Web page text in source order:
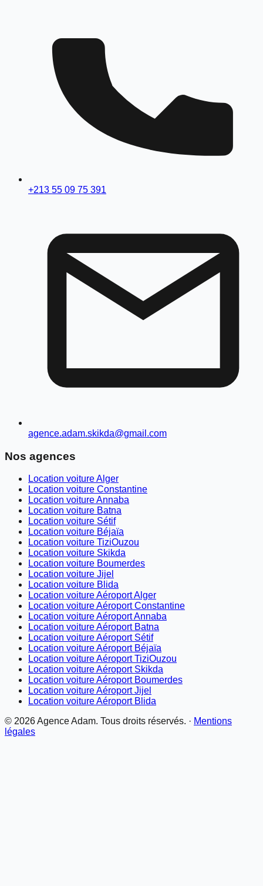
+213 55 09 75 391
agence.adam.skikda@gmail.com
Nos agences
Location voiture Alger
Location voiture Constantine
Location voiture Annaba
Location voiture Batna
Location voiture Sétif
Location voiture Béjaïa
Location voiture TiziOuzou
Location voiture Skikda
Location voiture Boumerdes
Location voiture Jijel
Location voiture Blida
Location voiture Aéroport Alger
Location voiture Aéroport Constantine
Location voiture Aéroport Annaba
Location voiture Aéroport Batna
Location voiture Aéroport Sétif
Location voiture Aéroport Béjaïa
Location voiture Aéroport TiziOuzou
Location voiture Aéroport Skikda
Location voiture Aéroport Boumerdes
Location voiture Aéroport Jijel
Location voiture Aéroport Blida
© 2026Agence Adam. Tous droits réservés. · Mentions
légales